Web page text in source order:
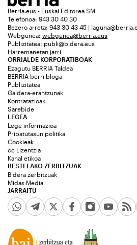
Berria.eus - Euskal Editorea SM
Telefonoa: 943 30 40 30
Bezero arreta: 943 30 43 45 |
Webgunea: webgunea@berria.eus
Publizitatea: publi@bidera.eus
Harremanetan jarri
ORRIALDE KORPORATIBOAK
Ezagutu BERRIA Taldea
BERRIA berri bloga
Publizitatea
Galdera-erantzunak
Kontratazioak
Sarebide
JARRAITU
LEGEA
Lege informazioa
Pribatutasun politika
Cookieak
cc Lizentzia
Kanal etikoa
BESTELAKO ZERBITZUAK
Bidera zerbitzuak
Midas Media